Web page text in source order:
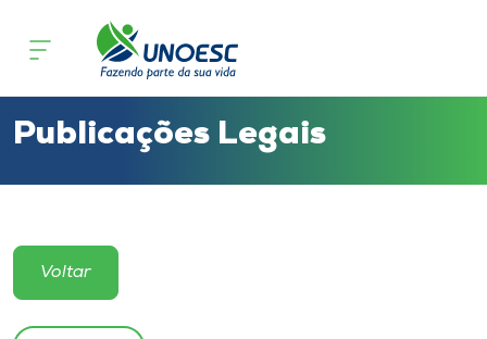
Cursos
Atendimento ao Estudante
Portal de Ensino
Publicações Legais
Voltar